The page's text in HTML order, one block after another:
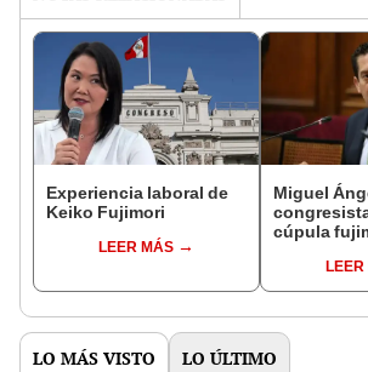
Experiencia laboral de
Keiko Fujimori
LEER MÁS
Miguel
cúpula
del Senado
LO MÁS VISTO LO ÚLTIMO